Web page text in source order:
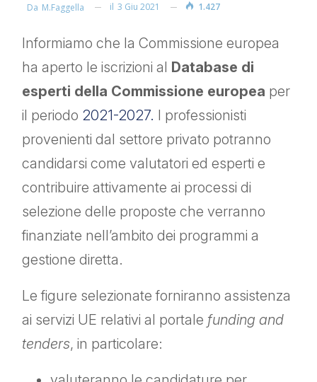
Da M.faggella il 3 Giu 2021 1.427
Informiamo che la Commissione europea
ha aperto le iscrizioni al Database di
esperti della Commissione europea per
il periodo 2021-2027. I professionisti
provenienti dal settore privato potranno
candidarsi come valutatori ed esperti e
contribuire attivamente ai processi di
selezione delle proposte che verranno
finanziate nell’ambito dei programmi a
gestione diretta.
Le figure selezionate forniranno assistenza
ai servizi UE relativi al portale funding and
tenders, in particolare: